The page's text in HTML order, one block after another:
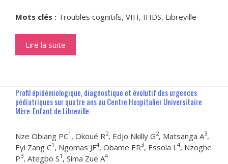
Mots clés : Troubles cognitifs, VIH, IHDS, Libreville
Lire la suite
Profil épidémiologique, diagnostique et évolutif des urgences
pédiatriques sur quatre ans au Centre Hospitalier Universitaire
Mère-Enfant de Libreville
Nze Obiang PC1 , Okoué R2, Edjo Nkilly G2, Matsanga A3,
Eyi Zang C1 , Ngomas JF4, Obame ER3, Essola L 4, Nzoghe
P3, Ategbo S1 , Sima Zue A4